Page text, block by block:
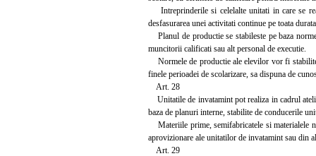
Intreprinderile si celelalte unitati in care se
desfasurarea unei activitati continue pe toata
Planul de productie se stabileste pe baza
muncitorii calificati sau alt personal de executie.
Normele de productie ale elevilor vor fi
finele perioadei de scolarizare, sa dispuna de
Art. 28
Unitatile de invatamint pot realiza in cadrul
baza de planuri interne, stabilite de conducerile
Materiile prime, semifabricatele si materialele
aprovizionare ale unitatilor de invatamint sau din
Art. 29